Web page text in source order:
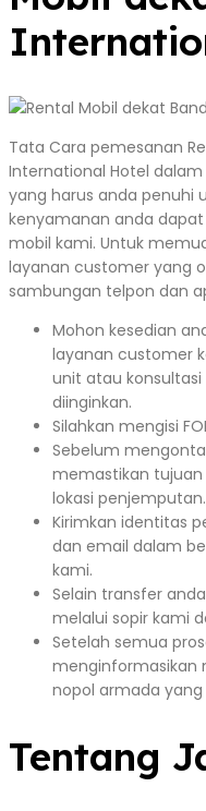
Tata Cara pemesanan
International Hotel
yang harus anda penuhi
kenyamanan anda
mobil kami. Untuk
layanan customer yang
sambungan telpon dan
Mohon kesedian
layanan customer
unit atau
diinginkan.
Silahkan mengisi
Sebelum
memastikan
lokasi penjemputan.
Kirimkan identitas
dan email dalam
kami.
Selain transfer
melalui sopir kami
Setelah semua
menginformasikan
nopol armada yang
Tentang